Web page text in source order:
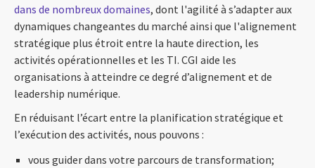
dans de nombreux domaines, dont l'agilité à s’adapter aux
dynamiques changeantes du marché ainsi que l'alignement
stratégique plus étroit entre la haute direction, les
activités opérationnelles et les TI. CGI aide les
organisations à atteindre ce degré d’alignement et de
leadership numérique.
En réduisant l’écart entre la planification stratégique et
l’exécution des activités, nous pouvons :
vous guider dans votre parcours de transformation;